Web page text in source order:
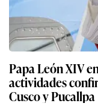
Papa León XIV
actividades
Cusco y Pucallpa